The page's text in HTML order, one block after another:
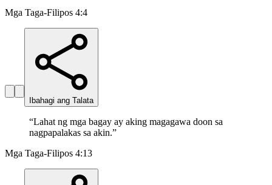
Mga Taga-Filipos 4:4
Ibahagi ang Talata
“Lahat ng mga bagay ay aking magagawa doon sa
nagpapalakas sa akin.”
Mga Taga-Filipos 4:13